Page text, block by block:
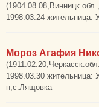
1998.03.24 жительница:
Мороз Агафия
1998.03.30 жительница:
н,с.Лящовка